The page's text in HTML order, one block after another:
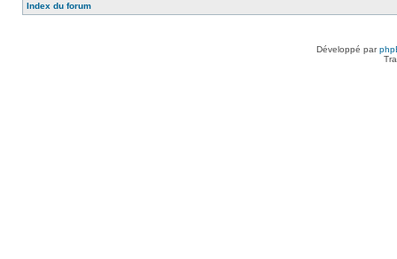
Index du forum
Développé par